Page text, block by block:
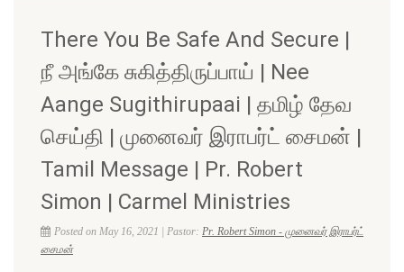
There You Be Safe And Secure |
நீ அங்கே சுகித்திருப்பாய் | Nee
Aange Sugithirupaai | தமிழ் தேவ
செய்தி | முனைவர் இராபர்ட் சைமன் |
Tamil Message | Pr. Robert
Simon | Carmel Ministries
Posted on May 16, 2021 | Pastor: Pr. Robert Simon - முனைவர் இராபர்ட்
சைமன்